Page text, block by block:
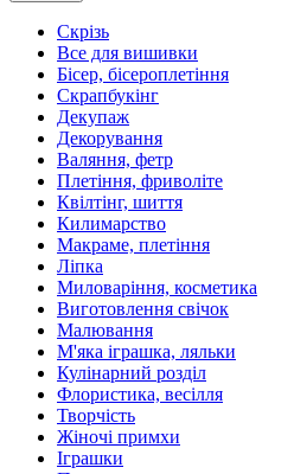
Скрізь
Все для вишивки
Бісер, бісероплетіння
Скрапбукінг
Декупаж
Декорування
Валяння, фетр
Плетіння, фриволіте
Квілтінг, шиття
Килимарство
Макраме, плетіння
Ліпка
Миловаріння, косметика
Виготовлення свічок
Малювання
М'яка іграшка, ляльки
Кулінарний розділ
Флористика, весілля
Творчість
Жіночі примхи
Іграшки